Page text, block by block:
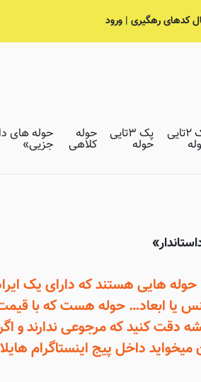
کدهای رهگیری | ورود
پک ۲تایی پک ۳تایی
حوله
حوله
کلاهی
حوله های
جزیی»
حوله هایی هستند که دارای یک
یا ابعاد… حوله هست که با
دقت کنید که مرجوعی ندارند و
داخل پیج اینستاگرام